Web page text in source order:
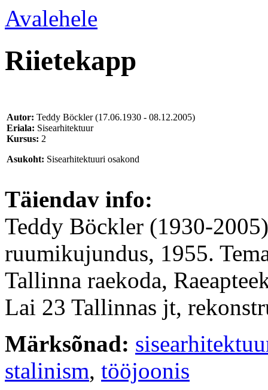
Avalehele
Riietekapp
Autor: Teddy Böckler(17.06.1930 - 08.12.2005)
Eriala: Sisearhitektuur
Kursus: 2
Asukoht: Sisearhitektuuri osakond
Täiendav info:
Teddy Böckler (1930-
ruumikujundus, 1955.
Tallinna raekoda,
Lai 23 Tallinnas jt,
Märksõnad:
stalinism, tööjoonis